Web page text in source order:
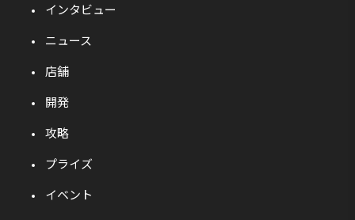
インタビュー
ニュース
店舗
開発
攻略
プライズ
イベント